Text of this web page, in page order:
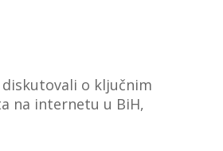
o ključnim
na internetu u BiH,